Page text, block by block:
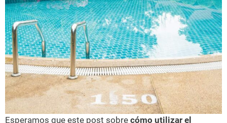
Esperamos que este post sobre cómo utilizar el